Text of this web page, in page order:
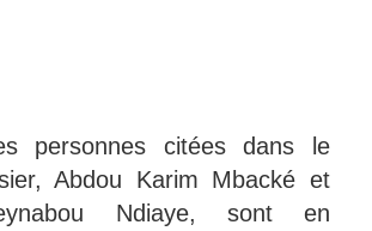
personnes citées dans le
Abdou Karim Mbacké et
Ndiaye, sont en